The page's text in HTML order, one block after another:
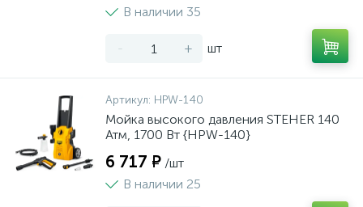
В наличии 35
- + шт
Артикул: HPW-140
Мойка высокого давления STEHER 140
Атм, 1700 Вт {HPW-140}
6 717 ₽ /шт
В наличии 25